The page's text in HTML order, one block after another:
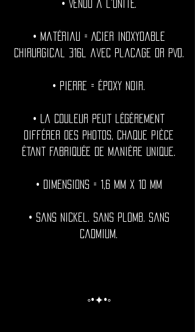
• Vendu à l'unité.
• Matériau = Acier inoxydable
chirurgical 316l avec placage or PVD.
• Pierre = Époxy noir.
• La couleur peut légèrement
différer des photos, chaque pièce
étant fabriquée de manière unique.
• Dimensions = 1,6 mm x 10 mm
• Sans nickel. Sans plomb. Sans
cadmium.
◦•✦•◦